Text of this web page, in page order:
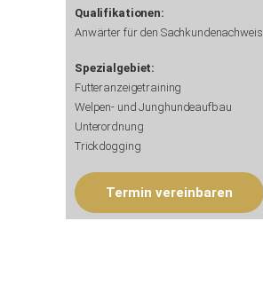
Qualifikationen:
Anwärter für den Sachkundenachweis
Spezialgebiet:
Futteranzeigetraining
Welpen- und Junghundeaufbau
Unterordnung
Trickdogging
Termin vereinbaren